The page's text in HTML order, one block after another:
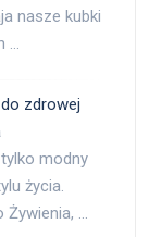
nasze kubki
…
zdrowej
modny
życia.
Żywienia, …